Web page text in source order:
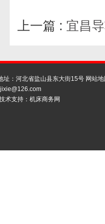
上一篇 : 宜昌
址：河北省盐山县东大街15号 网站
术支持： 机床商务网